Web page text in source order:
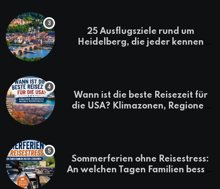
25 Ausflugsziele rund um
Heidelberg, die jeder kennen
Wann ist die beste Reisezeit für
die USA? Klimazonen, Regionen
Sommerferien ohne Reisestress:
An welchen Tagen Familien besser